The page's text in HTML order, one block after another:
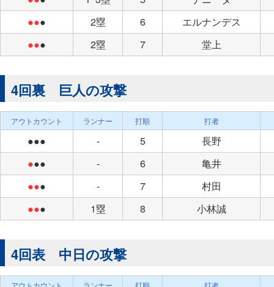
●●● 2塁 6
エルナンデス
●●● 2塁 7 堂上
4回裏 巨人の攻撃
アウトカウント ランナー 打順 打者
●●● - 5
長野
●●● - 6
亀井
●●● - 7
村田
●●● 1塁 8 小林誠
4回表 中日の攻撃
アウトカウント ランナー 打順 打者